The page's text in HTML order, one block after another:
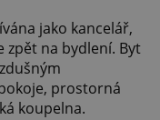
jako kancelář,
zpět na bydlení. Byt
prostorná
koupelna.